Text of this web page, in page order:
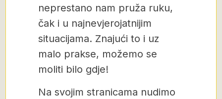
neprestano nam pruža ruku,
čak i u najnevjerojatnijim
situacijama. Znajući to i uz
malo prakse, možemo se
moliti bilo gdje!
Na svojim stranicama nudimo